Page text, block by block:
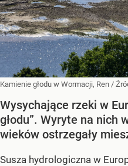
Kamienie głodu w Wormacji, Ren /
Wysychające rzeki w
głodu”. Wyryte na nich
wieków ostrzegały
Susza hydrologiczna w